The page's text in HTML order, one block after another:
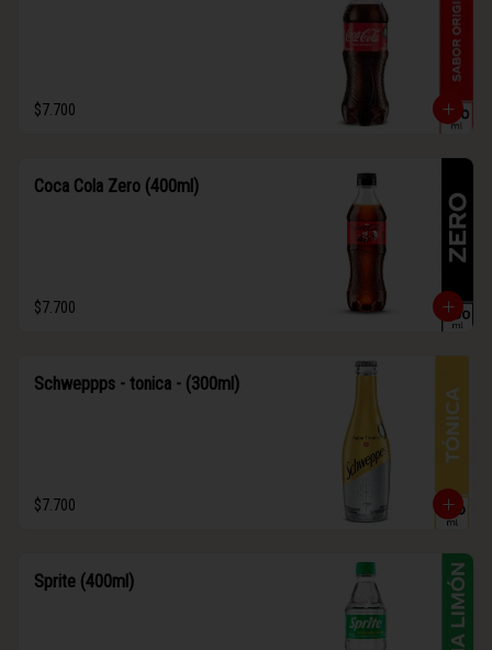
$7.700
Coca Cola Zero (400ml)
$7.700
Schweppps - tonica - (300ml)
$7.700
Sprite (400ml)